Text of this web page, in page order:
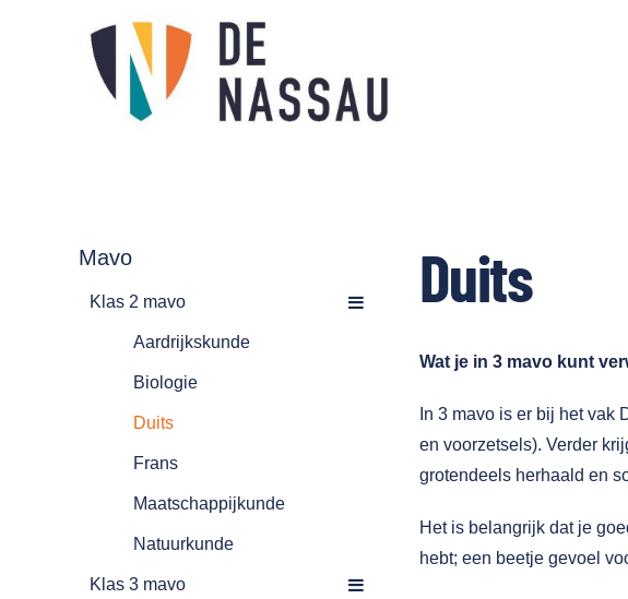
Mavo
Klas 2 mavo
Aardrijkskunde
Biologie
Duits
Frans
Maatschappijkunde
Natuurkunde
Klas 3 mavo
Duits
Wat je in 3 mavo kunt
In 3 mavo is er bij het
en voorzetsels). Verder
grotendeels herhaald en
Het is belangrijk dat je
hebt; een beetje gevoel